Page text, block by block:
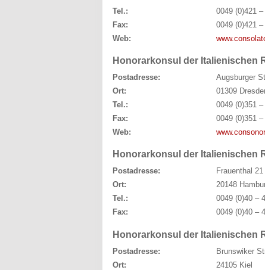
Tel.:
0049 (0)421
Fax:
0049 (0)421
Web:
Honorarkonsul der Italienischen
Postadresse:
Augsburger
Ort:
01309
Tel.:
0049 (0)351
Fax:
0049 (0)351
Web:
Honorarkonsul der Italienischen
Postadresse:
Frauenthal 21
Ort:
20148
Tel.:
0049 (0)40 –
Fax:
0049 (0)40 –
Honorarkonsul der Italienischen
Postadresse:
Brunswiker
Ort:
24105 Kiel